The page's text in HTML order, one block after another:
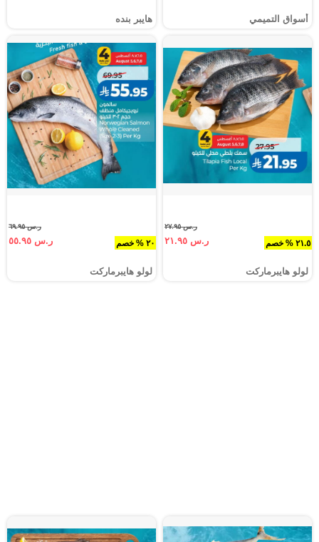
أسواق التميمي هايبر بنده
٢١.٥ % خصم
ر.س ٢٧.٩٥
ر.س ٢١.٩٥
لولو هايبرماركت
٢٠ % خصم
ر.س ٦٩.٩٥
ر.س ٥٥.٩٥
لولو هايبرماركت